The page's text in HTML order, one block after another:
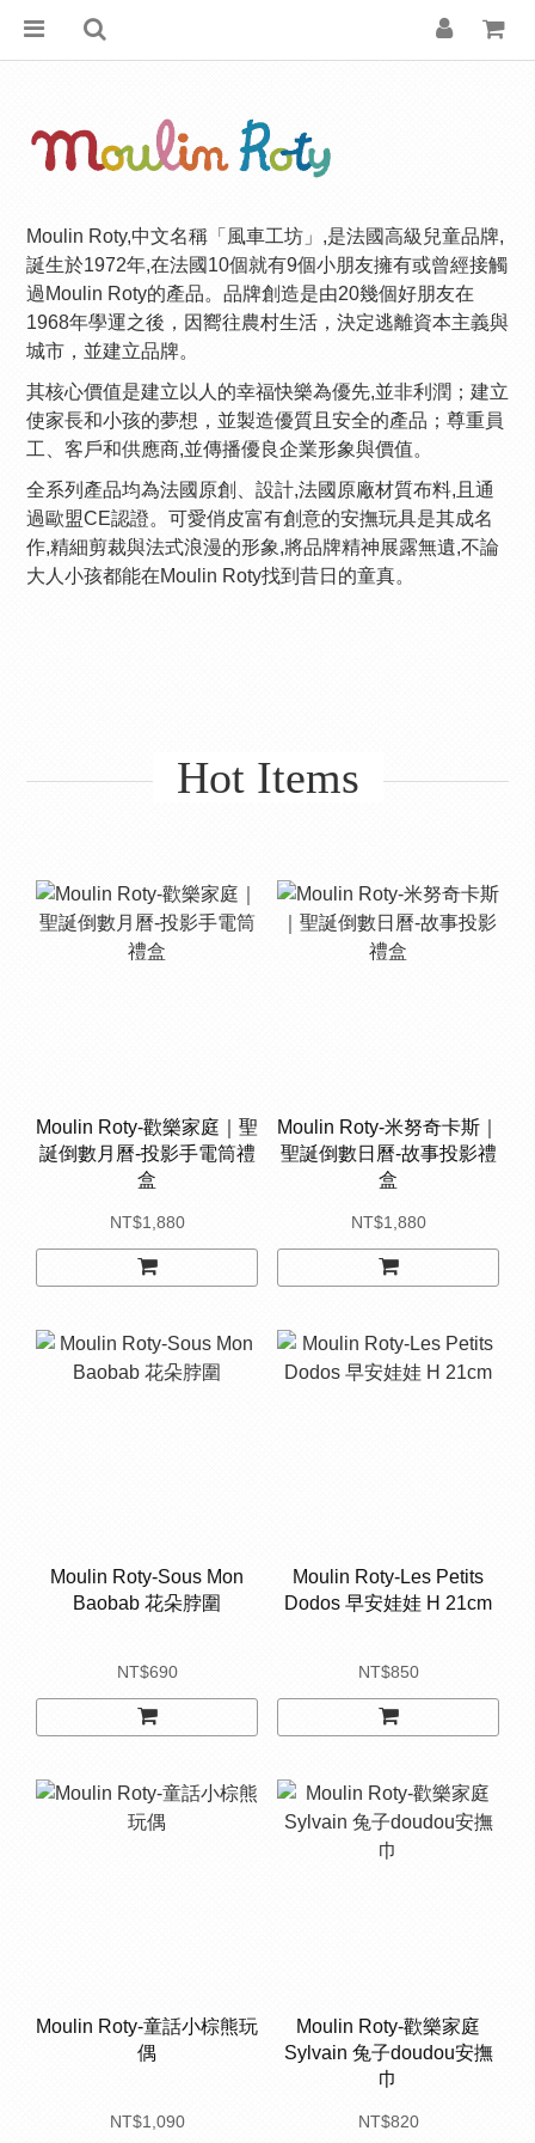
Moulin Roty,中文名稱「風車工坊」,是法國高級兒童品牌,
誕生於1972年,在法國10個就有9個小朋友擁有或曾經接觸
過Moulin Roty的產品。品牌創造是由20幾個好朋友在
1968年學運之後，因嚮往農村生活，決定逃離資本主義與
城市，並建立品牌。
其核心價值是建立以人的幸福快樂為優先,並非利潤；建立
使家長和小孩的夢想，並製造優質且安全的產品；尊重員
工、客戶和供應商,並傳播優良企業形象與價值。
全系列產品均為法國原創、設計,法國原廠材質布料,且通
過歐盟CE認證。可愛俏皮富有創意的安撫玩具是其成名
作,精細剪裁與法式浪漫的形象,將品牌精神展露無遺,不論
大人小孩都能在Moulin Roty找到昔日的童真。
Hot Items
Moulin Roty-歡樂家庭｜聖
誕倒數月曆-投影手電筒禮
盒
NT$1,880
Moulin Roty-米努奇卡斯｜
聖誕倒數日曆-故事投影禮
盒
NT$1,880
Moulin Roty-Sous Mon
Baobab 花朵脖圍
NT$690
Moulin Roty-Les Petits
Dodos 早安娃娃 H 21cm
NT$850
Moulin Roty-童話小棕熊玩
偶
NT$1,090
Moulin Roty-歡樂家庭
Sylvain 兔子doudou安撫
巾
NT$820